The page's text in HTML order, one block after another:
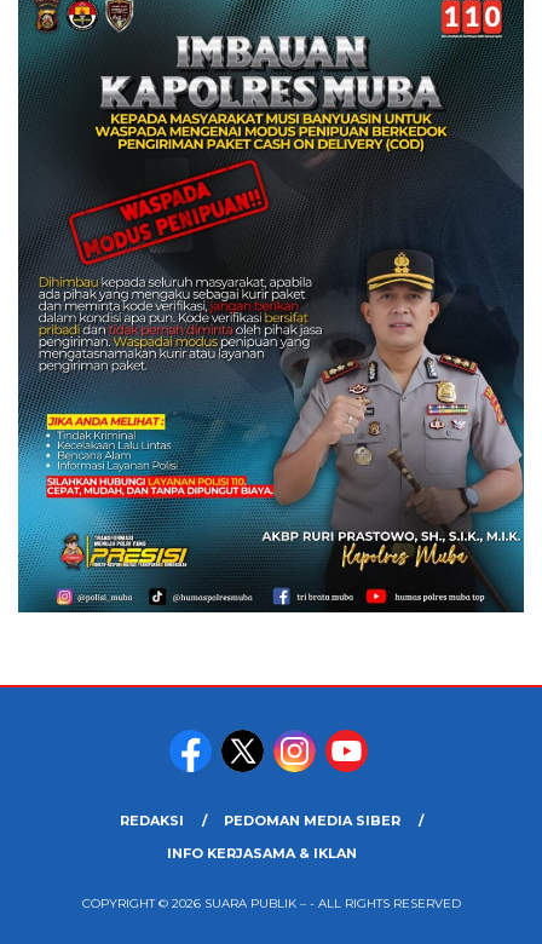
REDAKSI
PEDOMAN MEDIA SIBER
INFO KERJASAMA & IKLAN
COPYRIGHT © 2026 SUARA PUBLIK – - ALL RIGHTS RESERVED